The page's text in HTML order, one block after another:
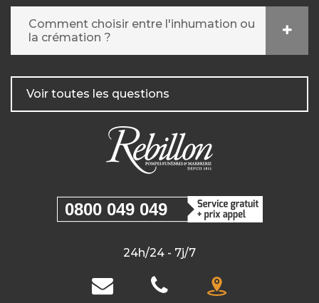
Comment choisir entre l'inhumation ou
la crémation ?
Voir toutes les questions
0800 049 049
24h/24 - 7j/7